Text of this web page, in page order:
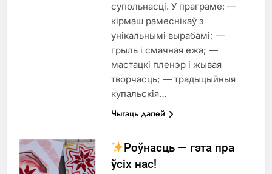
супольнасці. У праграме: —
кірмаш рамеснікаў з
унікальнымі вырабамі; —
грыль і смачная ежа; —
мастацкі пленэр і жывая
творчасць; — традыцыйныя
купальскія…
Чытаць далей
Роўнасць — гэта пра
ўсіх нас!